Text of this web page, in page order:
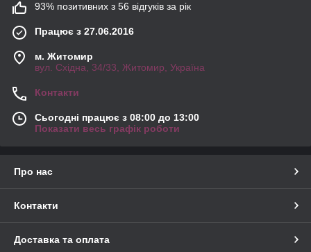
93% позитивних з 56 відгуків за рік
Працює з 27.06.2016
м. Житомир
вул. Східна, 34/33, Житомир, Україна
Контакти
Сьогодні працює з 08:00 до 13:00
Показати весь графік роботи
Про нас
Контакти
Доставка та оплата